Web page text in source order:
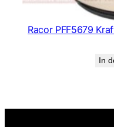
Racor PFF5679
In